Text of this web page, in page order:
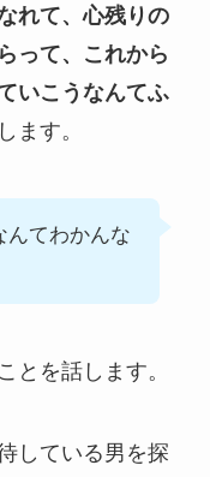
れて、心残りの
って、これから
いこうなんてふ
ます。
んてわかんな
とを話します。
している男を探